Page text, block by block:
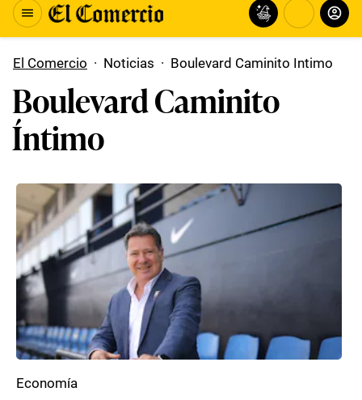
El Comercio · Noticias · Boulevard Caminito Intimo
Boulevard Caminito
Íntimo
Economía